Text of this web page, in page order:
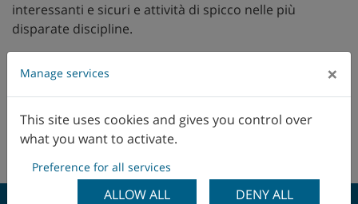
interessanti e sicuri e attività di spicco nelle più
disparate discipline.
Mandaci la tua candidatura oggi stesso!
ATTUALI OFFERTE DI LAVORO
Manage services ×
This site uses cookies and gives you control over
what you want to activate.
Preference for all services
ALLOW ALL DENY ALL